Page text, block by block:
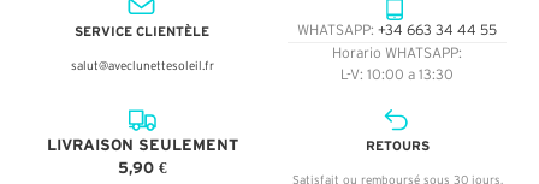
SERVICE CLIENTÈLE
salut@aveclunettesoleil.fr
WHATSAPP: +34 663 34 44 55
Horario WHATSAPP:
L-V: 10:00 a 13:30
LIVRAISON SEULEMENT
5,90 €
RETOURS
Satisfait ou remboursé sous 30 jours,